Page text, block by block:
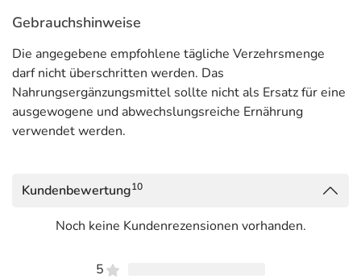
Gebrauchshinweise
Die angegebene empfohlene tägliche Verzehrsmenge
darf nicht überschritten werden. Das
Nahrungsergänzungsmittel sollte nicht als Ersatz für eine
ausgewogene und abwechslungsreiche Ernährung
verwendet werden.
Kundenbewertung10
Noch keine Kundenrezensionen vorhanden.
5